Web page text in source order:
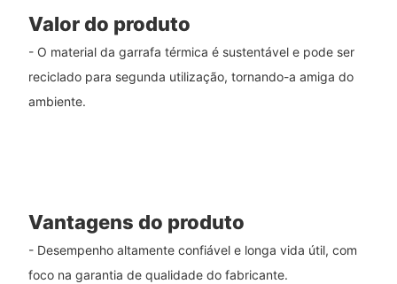
Valor do produto
- O material da garrafa térmica é sustentável e pode ser
reciclado para segunda utilização, tornando-a amiga do
ambiente.
Vantagens do produto
- Desempenho altamente confiável e longa vida útil, com
foco na garantia de qualidade do fabricante.